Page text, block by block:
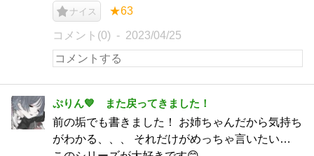
ナイス ★63
コメント(0) 2023/04/25
ぷりん💙 また戻ってきました！
前の垢でも書きました！ お姉ちゃんだから気持ち
がわかる、、、 それだけがめっちゃ言いたい…